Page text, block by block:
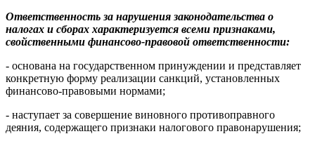
Ответственность за нарушения законодательства о
налогах и сборах характеризуется всеми признаками,
свойственными финансово-правовой ответственности:
- основана на государственном принуждении и представляет
конкретную форму реализации санкций, установленных
финансово-правовыми нормами;
- наступает за совершение виновного противоправного
деяния, содержащего признаки налогового правонарушения;